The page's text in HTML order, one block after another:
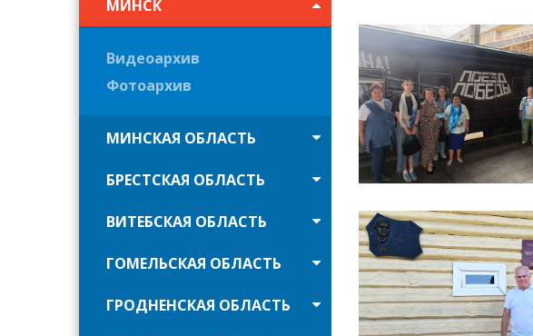
МИНСК
Видеоархив
Фотоархив
МИНСКАЯ ОБЛАСТЬ
БРЕСТСКАЯ ОБЛАСТЬ
ВИТЕБСКАЯ ОБЛАСТЬ
ГОМЕЛЬСКАЯ ОБЛАСТЬ
ГРОДНЕНСКАЯ ОБЛАСТЬ